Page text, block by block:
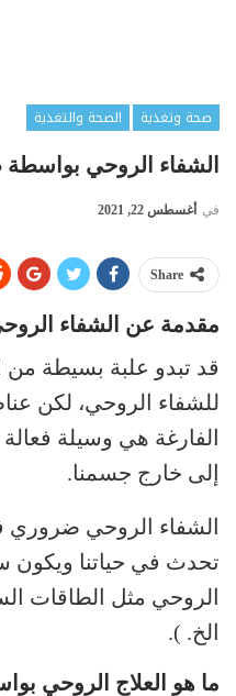
صحة وتغذية
الصحة والتغذية
الشفاء الروحي بواسطة
في أغسطس 22, 2021
Share
مقدمة عن الشفاء
قد تبدو علبة بسيطة من
للشفاء الروحي، لكن
الفارغة هي وسيلة
إلى خارج جسمنا.
الشفاء الروحي ضروري
تحدث في حياتنا ويكون
الروحي مثل الطاقات
الخ. ).
ما هو العلاج الروحي